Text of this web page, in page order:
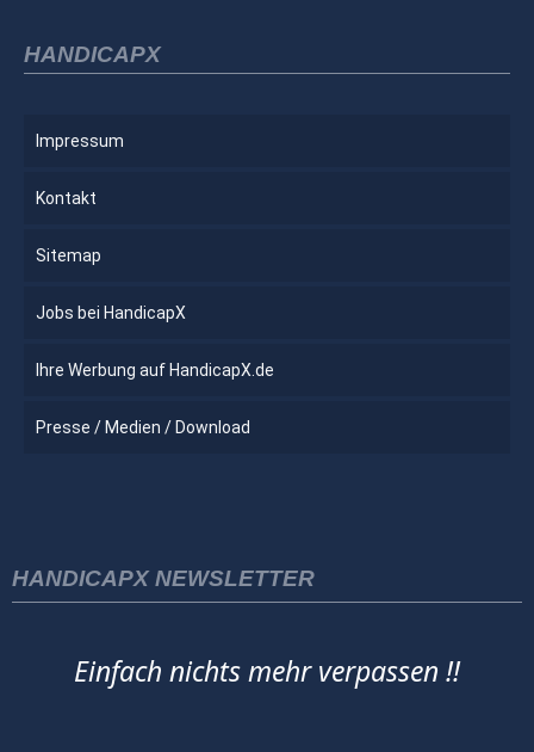
HANDICAPX
Impressum
Kontakt
Sitemap
Jobs bei HandicapX
Ihre Werbung auf HandicapX.de
Presse / Medien / Download
HANDICAPX NEWSLETTER
Einfach nichts mehr verpassen !!